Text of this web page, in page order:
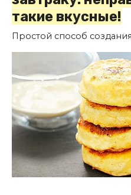
такие вкусные!
Простой способ